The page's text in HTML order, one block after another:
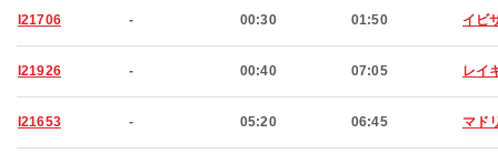
I21706 - 00:30 01:50 イビ
I21926 - 00:40 07:05 レイ
I21653 - 05:20 06:45 マド